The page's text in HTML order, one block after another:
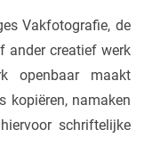
Vakfotografie, de
ander creatief werk
openbaar maakt
kopiëren, namaken
schriftelijke